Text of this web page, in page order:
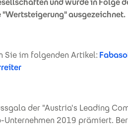
und wurde in Folge
"Wertsteigerung" ausgezeichnet.
Sie im folgenden Artikel:
der "Austria's Leading
Unternehmen 2019 prämiert.